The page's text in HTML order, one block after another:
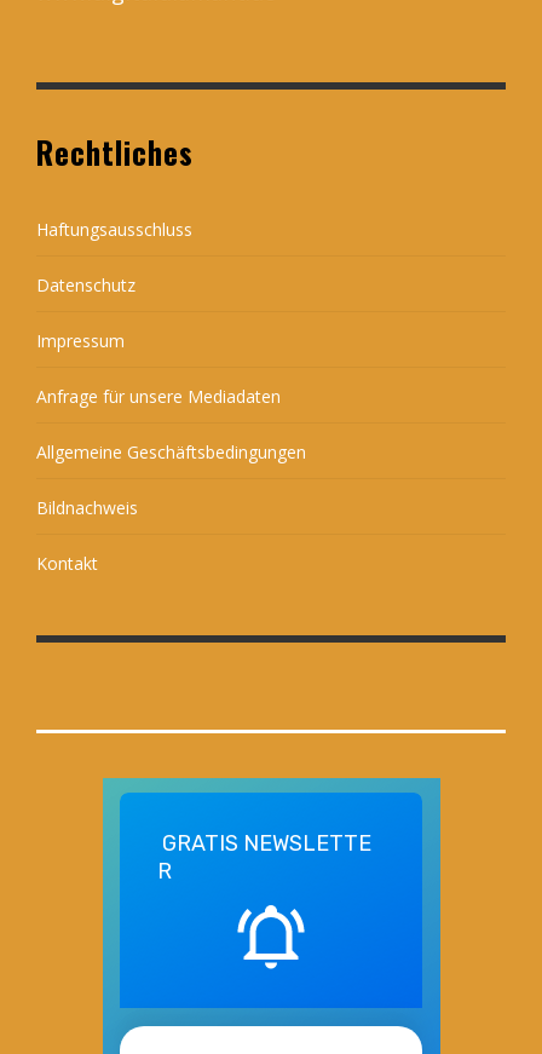
Rechtliches
Haftungsausschluss
Datenschutz
Impressum
Anfrage für unsere Mediadaten
Allgemeine Geschäftsbedingungen
Bildnachweis
Kontakt
GRATIS NEWSLETTE
R